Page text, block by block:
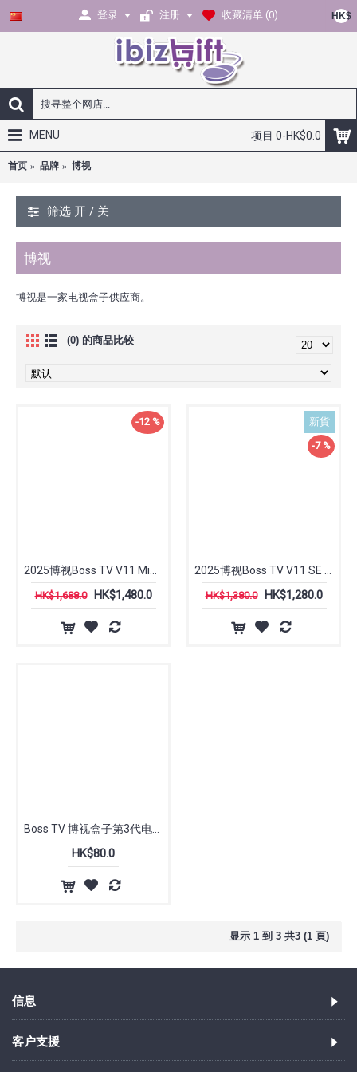
HK$
登录 注册 收藏清单 (0)
项目 0-HK$0.0
MENU
首页 品牌 博视
筛选 开 / 关
博视
博视是一家电视盒子供应商。
(0) 的商品比较
-12 %
HK$1,688.0 HK$1,480.0
新貨
-7 %
HK$1,380.0 HK$1,280.0
HK$80.0
显示 1 到 3 共3 (1 頁)
信息
客户支援